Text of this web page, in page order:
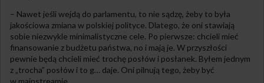
– Nawet jeśli wejdą do parlamentu, to nie sądzę, żeby to była
jakościowa zmiana w polskiej polityce. Dlatego, że oni stawiają
sobie niezwykle minimalistyczne cele. Po pierwsze: chcieli mieć
finansowanie z budżetu państwa, no i mają je. W przyszłości
pewnie będą chcieli mieć trochę posłów i posłanek. Byłem jednym
z „trocha” posłów i to g… daje. Oni pilnują tego, żeby być
w mainstreamie.